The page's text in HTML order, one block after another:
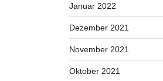
Januar 2022
Dezember 2021
November 2021
Oktober 2021